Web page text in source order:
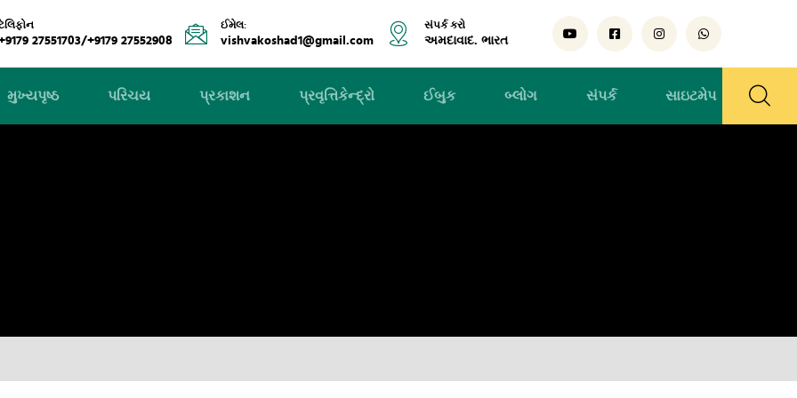
27551703/+9179 27552908
ઈમેલ:
vishvakoshad1@gmail.com
સંપર્ક કરો
અમદાવાદ. ભારત
મુખ્યપૃષ્ઠ પરિચય પ્રકાશન પ્રવૃત્તિકેન્દ્રો ઈબુક બ્લોગ સંપર્ક સાઇટમેપ